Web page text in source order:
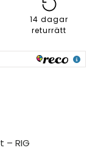
14 dagar
returrätt
– RIG